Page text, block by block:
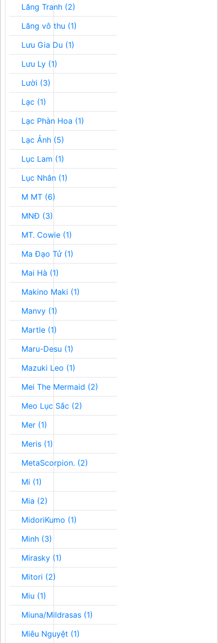
Lăng Tranh (2)
Lăng vô thu (1)
Lưu Gia Du (1)
Lưu Ly (1)
Lười (3)
Lạc (1)
Lạc Phàn Hoa (1)
Lạc Ảnh (5)
Lục Lam (1)
Lục Nhân (1)
M MT (6)
MNĐ (3)
MT. Cowie (1)
Ma Đạo Tử (1)
Mai Hà (1)
Makino Maki (1)
Manvy (1)
Martle (1)
Maru-Desu (1)
Mazuki Leo (1)
Mei The Mermaid (2)
Meo Lục Sắc (2)
Mer (1)
Meris (1)
MetaScorpion. (2)
Mi (1)
Mia (2)
MidoriKumo (1)
Minh (3)
Mirasky (1)
Mitori (2)
Miu (1)
Miuna/Mildrasas (1)
Miêu Nguyệt (1)